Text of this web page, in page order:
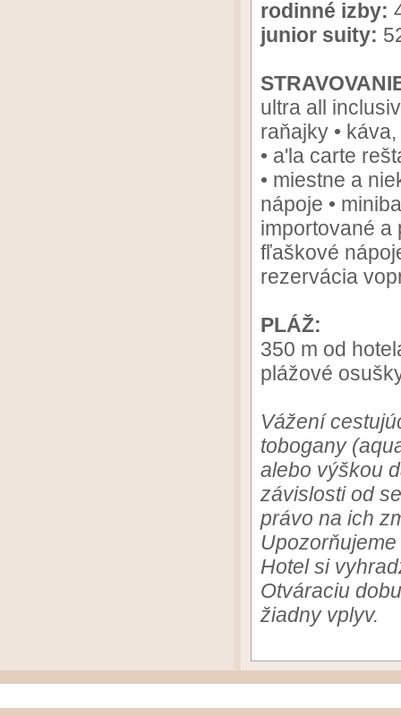
rodinné izby:
junior suity:
ultra all
raňajky •
• a'la carte
• miestne a
nápoje •
importované a
fľaškové
rezervácia
PLÁŽ:
350 m od
plážové
Vážení
tobogany
alebo výškou
závislosti od
právo na ich
Hotel si
Otváraciu
žiadny vplyv.